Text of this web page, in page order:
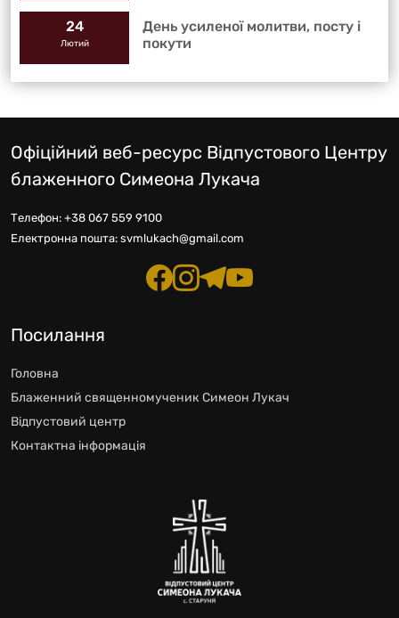
24
Лютий
День усиленої молитви, посту і
покути
Офіційний веб-ресурс Відпустового Центру
блаженного Симеона Лукача
Телефон: +38 067 559 9100
Електронна пошта: svmlukach@gmail.com
Посилання
Головна
Блаженний священномученик Симеон Лукач
Відпустовий центр
Контактна інформація